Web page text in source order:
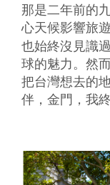
那是二年前的
心天候影響旅
也始終沒見識過
球的魅力。然
把台灣想去的
伴，金門，我